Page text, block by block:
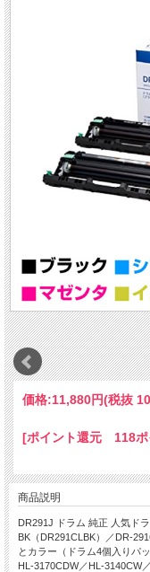
価格:11,880円(税抜
[ポイント還元 118ポ
商品説明
DR291J ドラム 純正 人気ド
BK（DR291CLBK）／DR-
とカラー（ドラム4個入りパ
HL-3170CDW／HL-3140CW